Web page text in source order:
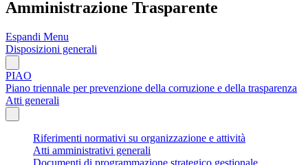
Amministrazione Trasparente
Espandi Menu
Disposizioni generali
PIAO
Piano triennale per prevenzione della corruzione e della trasparenza
Atti generali
Riferimenti normativi su organizzazione e attività
Atti amministrativi generali
Documenti di programmazione strategico gestionale